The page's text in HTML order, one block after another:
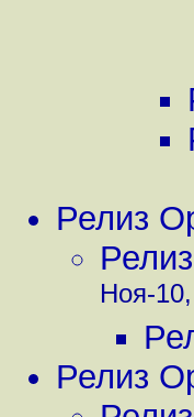
Релиз
Ноя-
Релиз